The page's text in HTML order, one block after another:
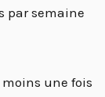
par semaine
moins une fois